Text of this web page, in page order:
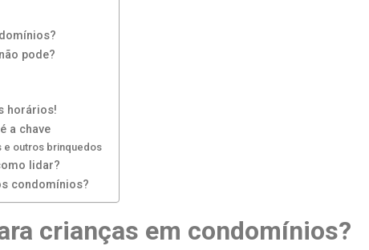
pode?
horários!
a chave
e outros brinquedos
lidar?
condomínios?
crianças em condomínios?